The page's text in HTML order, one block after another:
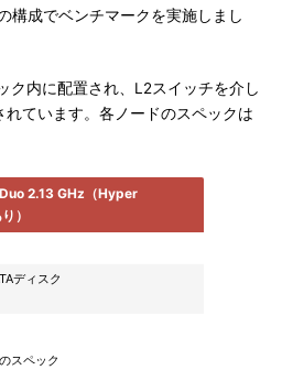
構成でベンチマークを実施しまし
内に配置され、L2スイッチを介し
ています。各ノードのスペックは
2.13 GHz（Hyper
）
ディスク
スペック